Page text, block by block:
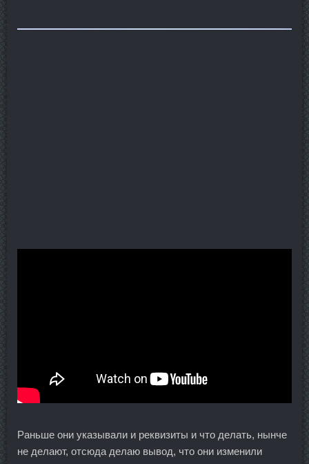
Раньше они указывали и реквизиты и что делать, нынче
не делают, отсюда делаю вывод, что они изменили